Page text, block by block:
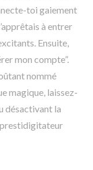
toi gaiement
à entrer
Ensuite,
mon compte”.
nommé
magique, laissez-
désactivant la
prestidigitateur